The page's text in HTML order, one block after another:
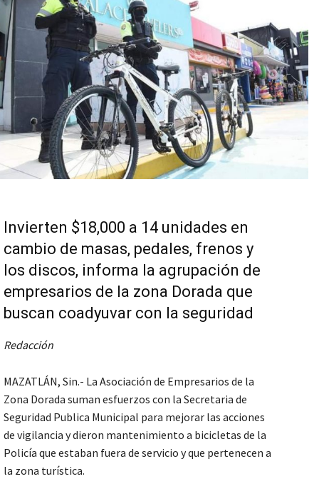
Invierten $18,000 a 14 unidades en
cambio de masas, pedales, frenos y
los discos, informa la agrupación de
empresarios de la zona Dorada que
buscan coadyuvar con la seguridad
Redacción
MAZATLÁN, Sin.- La Asociación de Empresarios de la
Zona Dorada suman esfuerzos con la Secretaria de
Seguridad Publica Municipal para mejorar las acciones
de vigilancia y dieron mantenimiento a bicicletas de la
Policía que estaban fuera de servicio y que pertenecen a
la zona turística.